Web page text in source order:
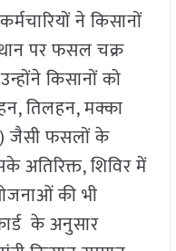
ने किसानों
पर फसल चक्र
किसानों को
तिलहन, मक्का
जैसी फसलों के
अतिरिक्त, शिविर में
की भी
के अनुसार